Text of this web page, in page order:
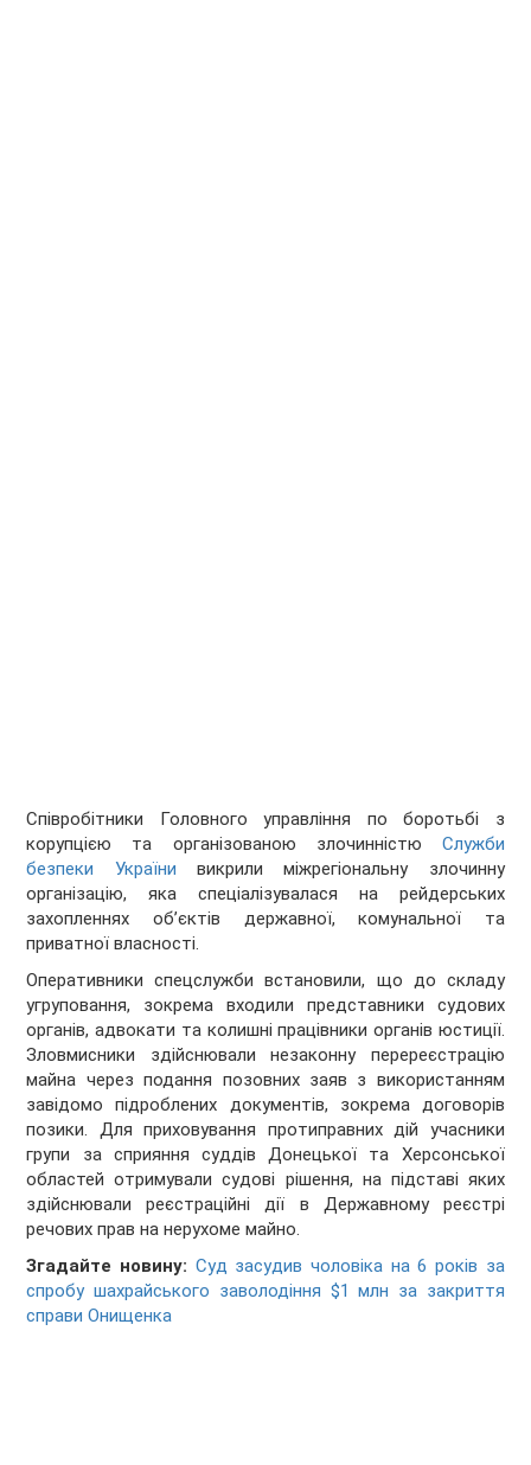
Співробітники Головного управління по боротьбі з
корупцією та організованою злочинністю Служби
безпеки України викрили міжрегіональну злочинну
організацію, яка спеціалізувалася на рейдерських
захопленнях об’єктів державної, комунальної та
приватної власності.
Оперативники спецслужби встановили, що до складу
угруповання, зокрема входили представники судових
органів, адвокати та колишні працівники органів юстиції.
Зловмисники здійснювали незаконну перереєстрацію
майна через подання позовних заяв з використанням
завідомо підроблених документів, зокрема договорів
позики. Для приховування протиправних дій учасники
групи за сприяння суддів Донецької та Херсонської
областей отримували судові рішення, на підставі яких
здійснювали реєстраційні дії в Державному реєстрі
речових прав на нерухоме майно.
Згадайте новину: Суд засудив чоловіка на 6 років за
спробу шахрайського заволодіння $1 млн за закриття
справи Онищенка